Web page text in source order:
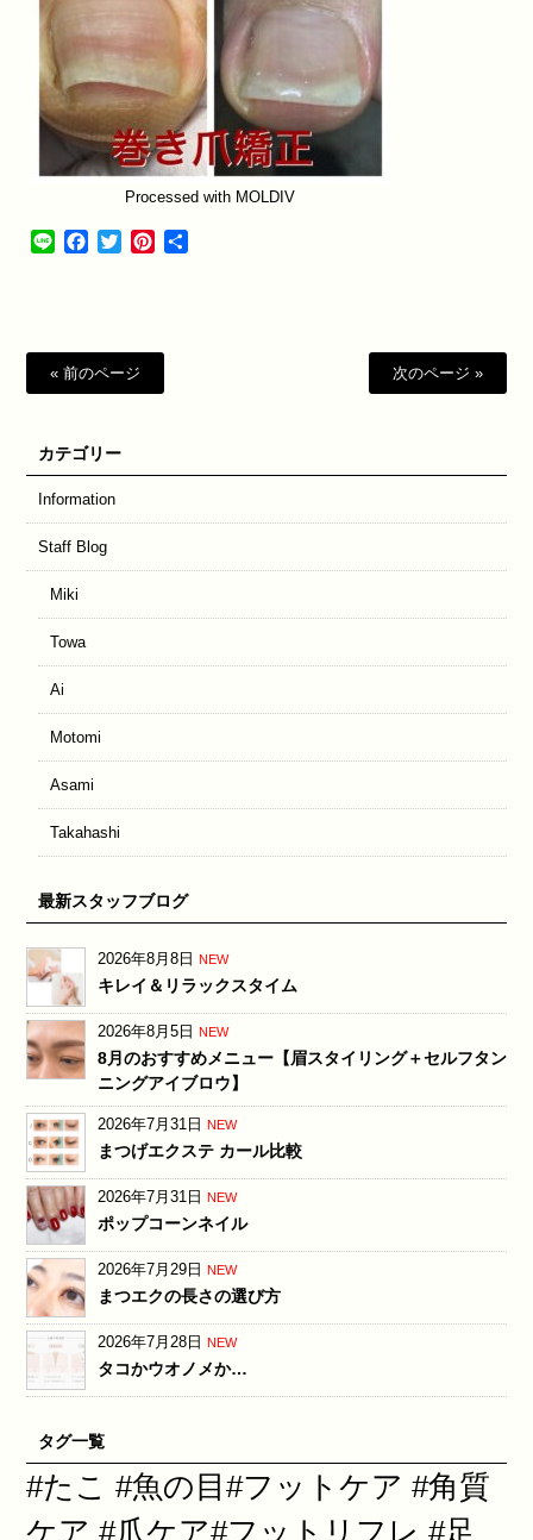
Processed with MOLDIV
Line Facebook
TwitterPinterest
« 前のページ 次のページ »
カテゴリー
Information
Staff Blog
Miki
Towa
Ai
Motomi
Asami
Takahashi
最新スタッフブログ
2026年8月8日 NEW
キレイ＆リラックスタイム
2026年8月5日 NEW
8月のおすすめメニュー【眉スタイリング＋セルフタン
ニングアイブロウ】
2026年7月31日 NEW
まつげエクステ カール比較
2026年7月31日 NEW
ポップコーンネイル
2026年7月29日 NEW
まつエクの長さの選び方
2026年7月28日 NEW
タコかウオノメか…
タグ一覧
#たこ #魚の目#フットケア #角質
ケア #爪ケア#フットリフレ #足